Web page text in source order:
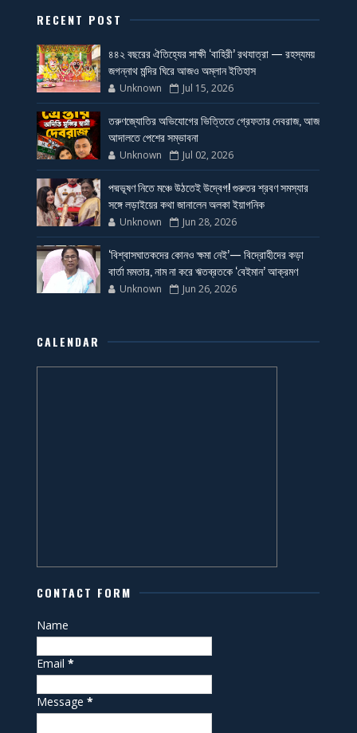
RECENT POST
৪৪২ বছরের ঐতিহ্যের সাক্ষী ‘বাহিরী’ রথযাত্রা — রহস্যময়
জগন্নাথ মন্দির ঘিরে আজও অম্লান ইতিহাস
Unknown Jul 15, 2026
তরুণজ্যোতির অভিযোগের ভিত্তিতে গ্রেফতার দেবরাজ, আজ
আদালতে পেশের সম্ভাবনা
Unknown Jul 02, 2026
পদ্মভূষণ নিতে মঞ্চে উঠতেই উদ্বেগ! গুরুতর শ্রবণ সমস্যার
সঙ্গে লড়াইয়ের কথা জানালেন অলকা ইয়াগনিক
Unknown Jun 28, 2026
‘বিশ্বাসঘাতকদের কোনও ক্ষমা নেই’— বিদ্রোহীদের কড়া
বার্তা মমতার, নাম না করে ঋতব্রতকে ‘বেইমান’ আক্রমণ
Unknown Jun 26, 2026
CALENDAR
CONTACT FORM
Name
Email*
Message*